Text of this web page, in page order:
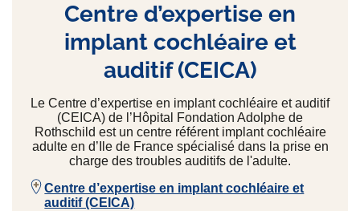
Centre d’expertise en
implant cochléaire et
auditif (CEICA)
Le Centre d’expertise en implant cochléaire et auditif
(CEICA) de l’Hôpital Fondation Adolphe de
Rothschild est un centre référent implant cochléaire
adulte en d’Ile de France spécialisé dans la prise en
charge des troubles auditifs de l'adulte.
Centre d’expertise en implant cochléaire et
auditif (CEICA)